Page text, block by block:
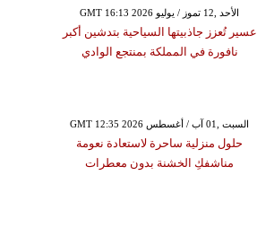
GMT 16:13 2026 الأحد ,12 تموز / يوليو
عسير تُعزز جاذبيتها السياحية بتدشين أكبر
نافورة في المملكة بمنتجع الوادي
GMT 12:35 2026 السبت ,01 آب / أغسطس
حلول منزلية ساحرة لاستعادة نعومة
مناشفكِ الخشنة بدون معطرات